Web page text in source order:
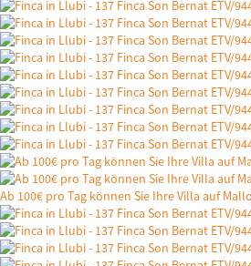
Ab 100€ pro Tag können Sie Ihre Villa auf